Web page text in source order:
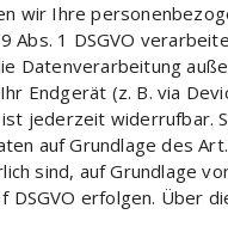
Ihre
1 DSGVO
Endgerät (z. B. via
jederzeit
auf Grundlage des
sind, auf Grundlage
erfolgen. Über